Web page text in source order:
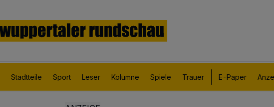
Stadtteile Sport Leser Kolumne Spiele Trauer E-Paper